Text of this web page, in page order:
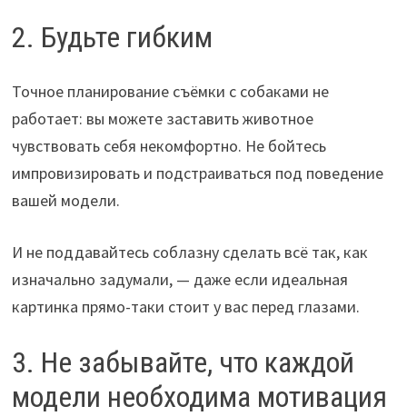
2. Будьте гибким
Точное планирование съёмки с собаками не
работает: вы можете заставить животное
чувствовать себя некомфортно. Не бойтесь
импровизировать и подстраиваться под поведение
вашей модели.
И не поддавайтесь соблазну сделать всё так, как
изначально задумали, — даже если идеальная
картинка прямо-таки стоит у вас перед глазами.
3. Не забывайте, что каждой
модели необходима мотивация